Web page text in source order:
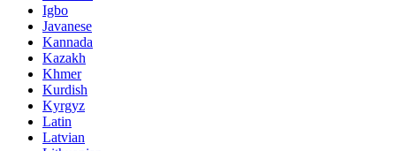
Igbo
Javanese
Kannada
Kazakh
Khmer
Kurdish
Kyrgyz
Latin
Latvian